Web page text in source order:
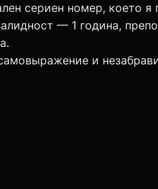
сериен номер, което я
— 1 година,
и